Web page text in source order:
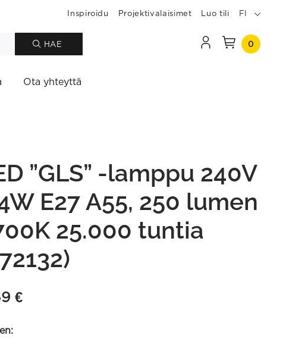
Inspiroidu Projektivalaisimet Luo tili FI
HAE 0
Ota yhteyttä
”GLS” -lamppu 240V
E27 A55, 250 lumen
25.000 tuntia
€